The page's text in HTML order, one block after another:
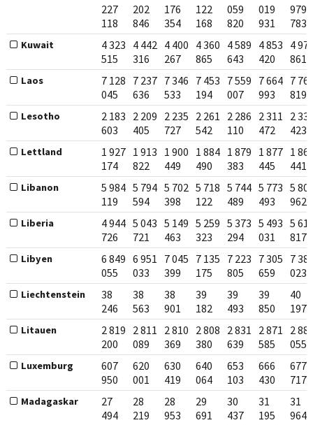
227
118
202
846
176
354
122
168
059
820
019
931
979
783
Kuwait
4 323
515
4 442
316
4 400
267
4 360
865
4 589
643
4 853
420
4
861
Laos
7 128
045
7 237
636
7 346
533
7 453
194
7 559
007
7 664
993
7
819
Lesotho
2 183
603
2 209
405
2 235
727
2 261
542
2 286
110
2 311
472
2
423
Lettland
1 927
174
1 913
822
1 900
449
1 884
490
1 879
383
1 877
445
1
441
Libanon
5 984
119
5 794
594
5 702
398
5 718
122
5 744
489
5 773
493
5
962
Liberia
4 944
726
5 043
721
5 149
463
5 259
323
5 373
294
5 493
031
5
817
Libyen
6 849
055
6 951
033
7 045
399
7 135
175
7 223
805
7 305
659
7
023
Liechtenstein
38
246
38
563
38
901
39
182
39
493
39
850
40
197
Litauen
2 819
200
2 811
089
2 810
369
2 808
380
2 831
639
2 871
585
2
055
Luxemburg
607
950
620
001
630
419
640
064
653
103
666
430
677
717
Madagaskar
27
494
28
219
28
953
29
691
30
437
31
195
31
964